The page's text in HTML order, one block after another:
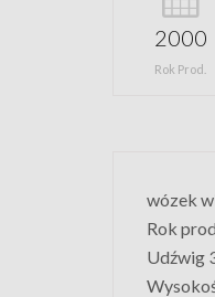
2000
Rok Prod.
wózek
Rok
Udźwig